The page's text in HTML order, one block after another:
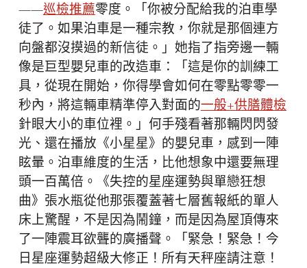
——巡檢推薦零度。「你被分配給我的泊車學
徒了。如果泊車是一種宗教，你就是那個連方
向盤都沒摸過的新信徒。」她指了指旁邊一輛
像是巨型嬰兒車的改造車：「這是你的訓練工
具，從現在開始，你得學會如何在零點零零一
秒內，將這輛車精準停入對面的一般+供膳體檢
針眼大小的車位裡。」何手殘看著那輛閃閃發
光、還在播放《小星星》的嬰兒車，感到一陣
眩暈。泊車維度的生活，比他想象中還要無理
頭一百萬倍。《失控的星座運勢與單戀狂想
曲》張水瓶從他那張覆蓋著七層舊報紙的單人
床上驚醒，不是因為鬧鐘，而是因為屋頂傳來
了一陣震耳欲聾的廣播聲。「緊急！緊急！今
日星座運勢超級大修正！所有天秤座請注意！